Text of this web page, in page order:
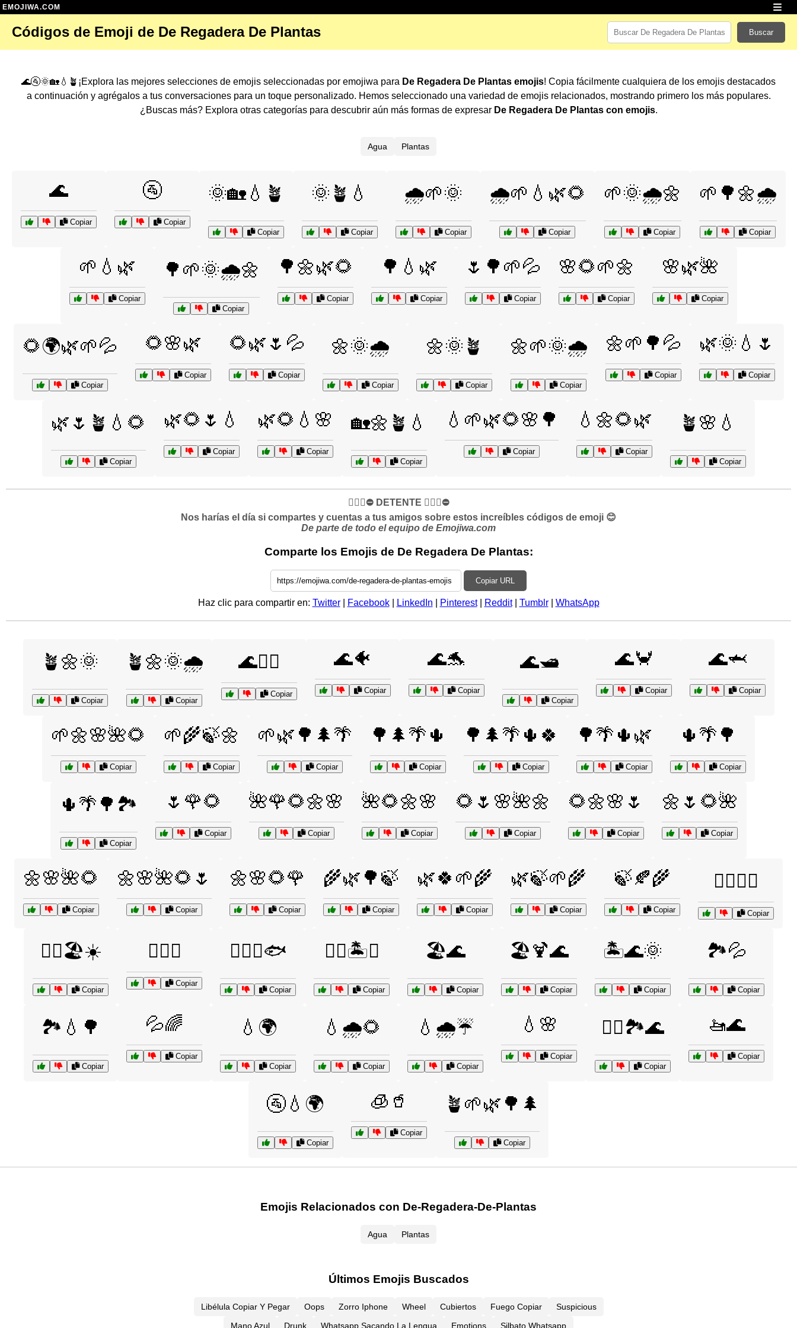
EMOJIWA.COM
Códigos de Emoji de De Regadera De Plantas Buscar
🌊🚰🌞🏡💧🪴¡Explora las mejores selecciones de emojis seleccionadas por emojiwa para De Regadera De Plantas emojis! Copia fácilmente cualquiera de los emojis destacados
a continuación y agrégalos a tus conversaciones para un toque personalizado. Hemos seleccionado una variedad de emojis relacionados, mostrando primero los más populares.
¿Buscas más? Explora otras categorías para descubrir aún más formas de expresar De Regadera De Plantas con emojis.
Agua Plantas
🌊
Copiar
🚰
Copiar
🌞🏡💧🪴
Copiar
🌞🪴💧
Copiar
🌧️🌱🌞
Copiar
🌧️🌱💧🌿🌻
Copiar
🌱🌞🌧️🌼
Copiar
🌱🌳🌼🌧️
Copiar
🌱💧🌿
Copiar
🌳🌱🌞🌧️🌼
Copiar
🌳🌼🌿🌻
Copiar
🌳💧🌿
Copiar
🌷🌳🌱💦
Copiar
🌸🌻🌱🌼
Copiar
🌸🌿🌺
Copiar
🌻🌍🌿🌱💦
Copiar
🌻🌸🌿
Copiar
🌻🌿🌷💦
Copiar
🌼🌞🌧️
Copiar
🌼🌞🪴
Copiar
🌼🌱🌞🌧️
Copiar
🌼🌱🌳💦
Copiar
🌿🌞💧🌷
Copiar
🌿🌷🪴💧🌻
Copiar
🌿🌻🌷💧
Copiar
🌿🌻💧🌸
Copiar
🏡🌼🪴💧
Copiar
💧🌱🌿🌻🌸🌳
Copiar
💧🌼🌻🌿
Copiar
🪴🌸💧
Copiar
✋🏻🛑⛔️ DETENTE ✋🏻🛑⛔️
Nos harías el día si compartes y cuentas a tus amigos sobre estos increíbles códigos de emoji 😊
De parte de todo el equipo de Emojiwa.com
Comparte los Emojis de De Regadera De Plantas:
Copiar URL
Haz clic para compartir en: Twitter| Facebook| LinkedIn Pinterest| Reddit| Tumblr| WhatsApp
🪴🌼🌞
Copiar
🪴🌼🌞🌧️
Copiar
🌊🏄‍♂️
Copiar
🌊🐠
Copiar
🌊🐬
Copiar
🌊🛥️
Copiar
🌊🦀
Copiar
🌊🦈
Copiar
🌱🌼🌸🌺🌻
Copiar
🌱🌾🍃🌼
Copiar
🌱🌿🌳🌲🌴
Copiar
🌳🌲🌴🌵
Copiar
🌳🌲🌴🌵🍀
Copiar
🌳🌴🌵🌿
Copiar
🌵🌴🌳
Copiar
🌵🌴🌳🏞️
Copiar
🌷🌹🌻
Copiar
🌺🌹🌻🌼🌸
Copiar
🌺🌻🌼🌸
Copiar
🌻🌷🌸🌺🌼
Copiar
🌻🌼🌸🌷
Copiar
🌼🌷🌻🌺
Copiar
🌼🌸🌺🌻
Copiar
🌼🌸🌺🌻🌷
Copiar
🌼🌸🌻🌹
Copiar
🌾🌿🌳🍃
Copiar
🌿🍀🌱🌾
Copiar
🌿🍃🌱🌾
Copiar
🍃🍂🌾
Copiar
🏄‍♀️🌊🌞
Copiar
🏊‍♀️🏖️☀️
Copiar
🏊‍♂️🌊
Copiar
🏊‍♂️🌊🐟
Copiar
🏊‍♂️🏝️🌅
Copiar
🏖️🌊
Copiar
🏖️🍹🌊
Copiar
🏝️🌊🌞
Copiar
🏞️💦
Copiar
🏞️💧🌳
Copiar
💦🌈
Copiar
💧🌍
Copiar
💧🌧️🌻
Copiar
💧🌧️☔
Copiar
💧🌸
Copiar
🚣‍♀️🏞️🌊
Copiar
🚤🌊
Copiar
🚰💧🌍
Copiar
🧊🥤
Copiar
🪴🌱🌿🌳🌲
Copiar
Emojis Relacionados con De-Regadera-De-Plantas
Agua Plantas
Últimos Emojis Buscados
Libélula Copiar Y Pegar Oops Zorro Iphone Wheel Cubiertos Fuego Copiar
Suspicious
Mano Azul
Drunk Whatsapp Sacando La Lengua Emotions Silbato Whatsapp